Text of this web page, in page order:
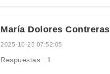
María Dolores Contreras
2025-10-25 07:52:05
Respuestas : 1